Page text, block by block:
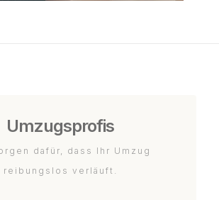
Umzugsprofis
dafür, dass Ihr Umzug
reibungslos verläuft.